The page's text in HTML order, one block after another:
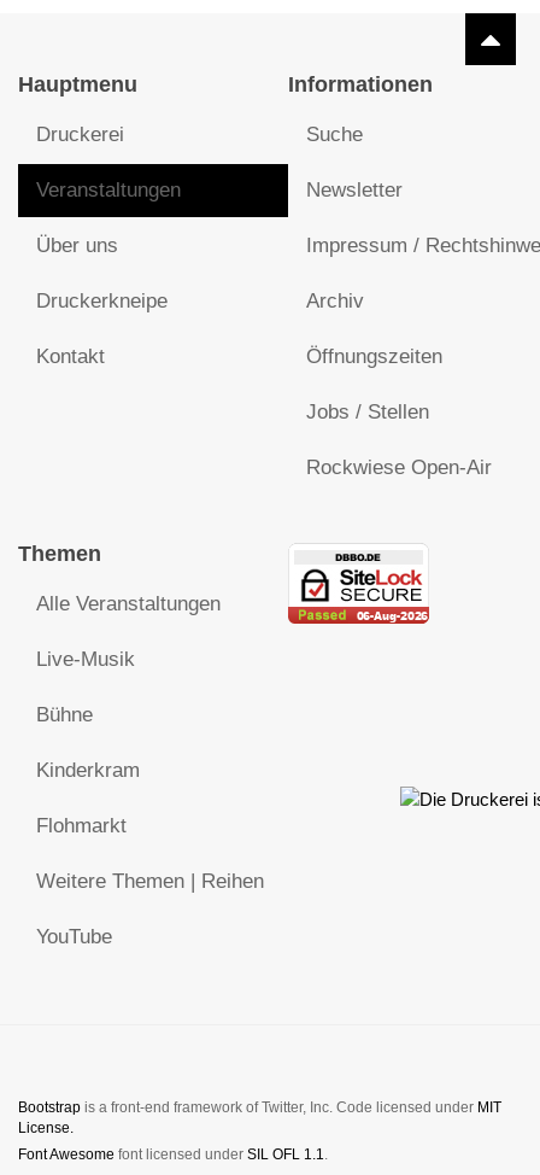
Hauptmenu
Druckerei
Veranstaltungen
Über uns
Druckerkneipe
Kontakt
Informationen
Suche
Newsletter
Impressum /
Archiv
Öffnungszeiten
Jobs / Stellen
Rockwiese Open-Air
Themen
Alle Veranstaltungen
Live-Musik
Bühne
Kinderkram
Flohmarkt
Weitere Themen | Reihen
YouTube
Bootstrap is a front-end framework of Twitter, Inc. Code licensed under MIT
License.
Font Awesome font licensed under SIL OFL 1.1